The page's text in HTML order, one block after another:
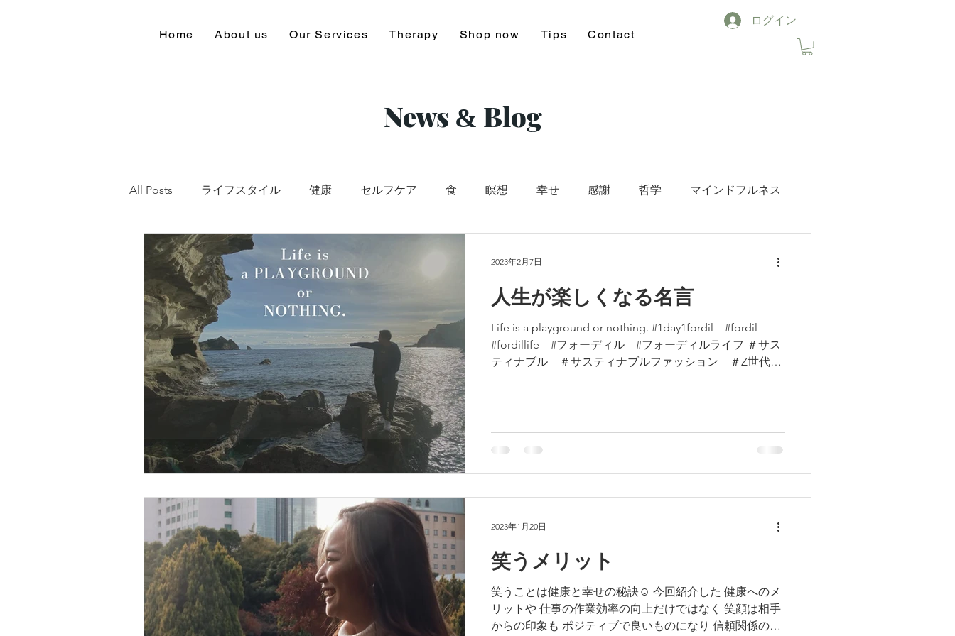
Home About us Our Services Therapy Shop now Tips Contact
ログイン
News & Blog
All Posts ライフスタイル 健康 セルフケア 食 瞑想 幸せ 感謝 哲学 マインドフルネス
心 笑う 笑顔 Smile
白湯 お風呂 愛 名言 洋服 エシカル 睡眠 音楽
人生が楽しくなる名言
Life is a playground or nothing. #1day1fordil #fordil
#fordillife #フォーディル #フォーディルライフ ＃サス
ティナブル ＃サスティナブルファッション ＃Z世代
2023年2月7日
笑うメリット
笑うことは健康と幸せの秘訣☺️ 今回紹介した 健康へのメ
リットや 仕事の作業効率の向上だけではなく 笑顔は相手
からの印象も ポジティブで良いものになり 信頼関係の構
2023年1月20日